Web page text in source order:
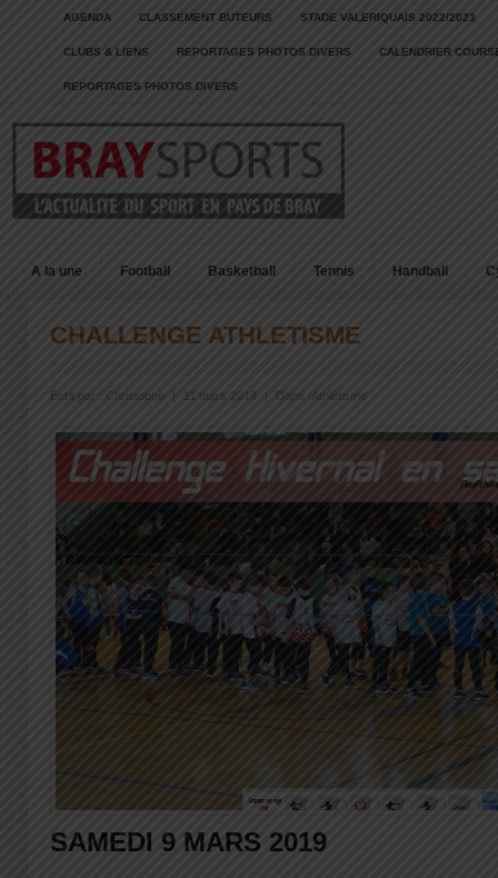
AGENDA CLASSEMENT BUTEURS STADE VALERIQUAIS 2022/2023
CLUBS & LIENS REPORTAGES PHOTOS DIVERS CALENDRIER
REPORTAGES PHOTOS DIVERS
A la une Football Basketball Tennis Handball
CHALLENGE ATHLETISME
Écrit par : Christophe 11 mars 2019 | Dans : Athlétisme
SAMEDI 9 MARS 2019